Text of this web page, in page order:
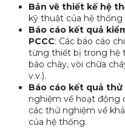
Bản vẽ thiết kế hệ
kỹ thuật của hệ thống
Báo cáo kết quả
PCCC: Các báo cáo
từng thiết bị trong hệ
báo cháy, vòi chữa
v.v.).
Báo cáo kết quả thử
nghiệm về hoạt động
các thử nghiệm về
của hệ thống.